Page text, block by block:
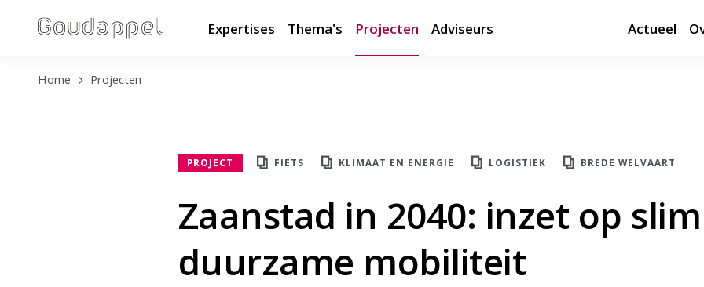
Expertises Thema's Projecten Adviseurs Actueel
Home Projecten
Zaanstad in 2040: inzet op
duurzame mobiliteit
PROJECT FIETS KLIMAAT EN ENERGIE LOGISTIEK BREDE WELVAART